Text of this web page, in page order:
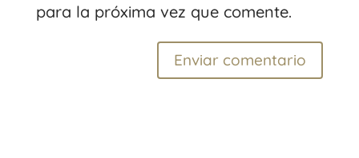
para la próxima vez que comente.